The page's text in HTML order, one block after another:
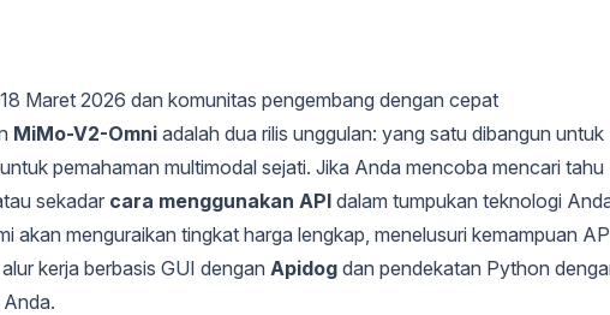
Maret 2026 dan komunitas pengembang dengan cepat
MiMo-V2-Omni adalah dua rilis unggulan: yang satu dibangun untuk
pemahaman multimodal sejati. Jika Anda mencoba mencari tahu
sekadar cara menggunakan API dalam tumpukan teknologi
akan menguraikan tingkat harga lengkap, menelusuri kemampuan
kerja berbasis GUI dengan Apidog dan pendekatan Python